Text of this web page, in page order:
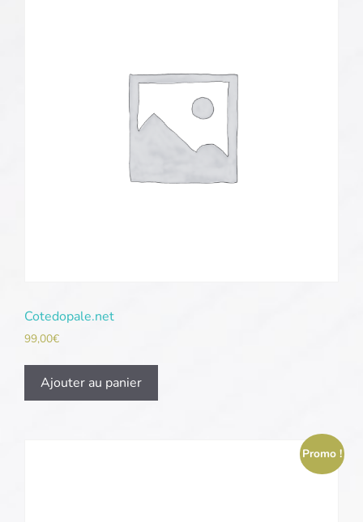
Cotedopale.net
99,00€
Ajouter au panier
Promo !